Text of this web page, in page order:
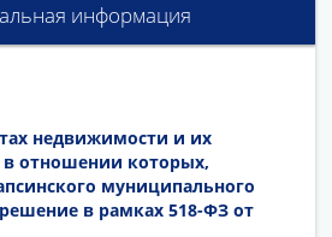
информация
недвижимости и их
в отношении которых,
муниципального
в рамках 518-ФЗ от